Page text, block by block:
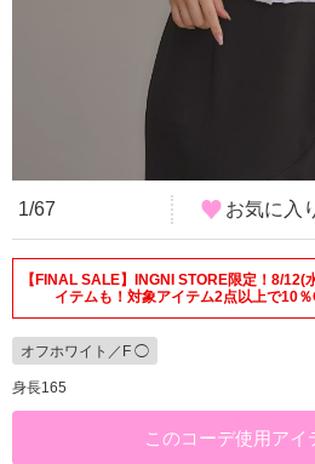
1/67 お気に入
【FINAL SALE】INGNI STORE限定！8/
イテムも！対象アイテム2点以上で10％
オフホワイト／F ◯
身長165
このコーデ使用アイ